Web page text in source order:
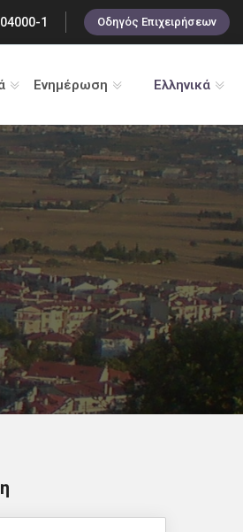
1 Οδηγός Επιχειρήσεων
Ενημέρωση Ελληνικά